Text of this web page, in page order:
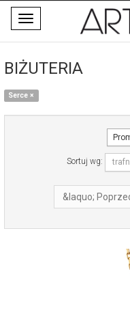
Toggle
navigation
BIŻUTERIA
Serce×
Sortuj wg:
&laquo;